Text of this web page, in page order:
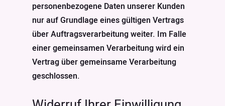
personenbezogene Daten unserer Kunden
nur auf Grundlage eines gültigen Vertrags
über Auftragsverarbeitung weiter. Im Falle
einer gemeinsamen Verarbeitung wird ein
Vertrag über gemeinsame Verarbeitung
geschlossen.